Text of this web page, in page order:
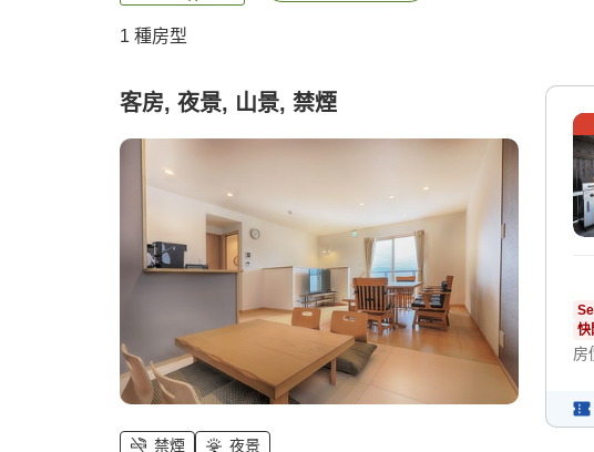
1 種房型
客房, 夜景, 山景, 禁煙
禁煙 夜景
快
房